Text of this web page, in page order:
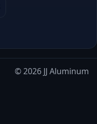
© 2026 JJ Aluminum